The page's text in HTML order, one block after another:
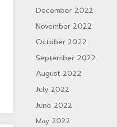
December 2022
November 2022
October 2022
September 2022
August 2022
July 2022
June 2022
May 2022